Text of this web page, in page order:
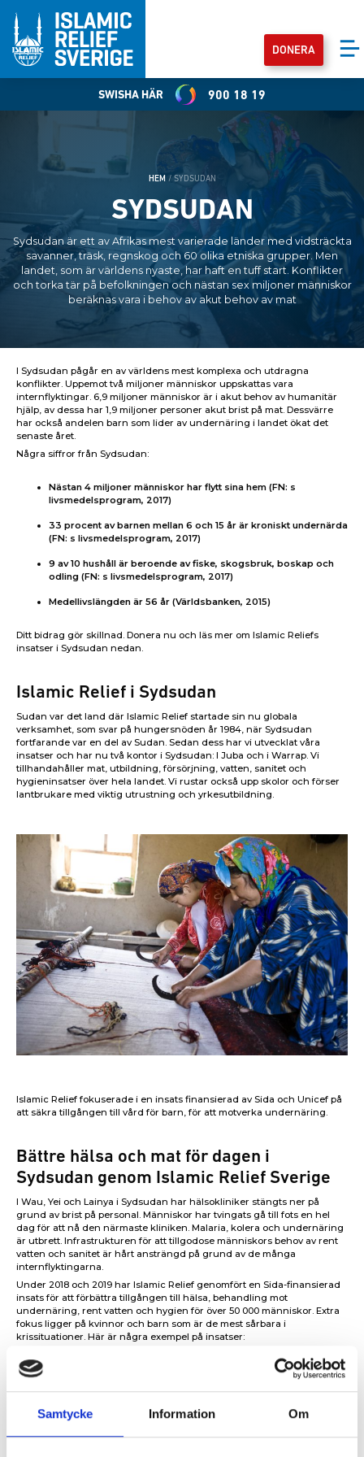
Samtycke Information Om
DONERA
SWISHA HÄR 900 18 19
HEM / SYDSUDAN
SYDSUDAN
Sydsudan är ett av Afrikas mest varierade länder med vidsträckta
savanner, träsk, regnskog och 60 olika etniska grupper. Men
landet, som är världens nyaste, har haft en tuff start. Konflikter
och torka tär på befolkningen och nästan sex miljoner människor
beräknas vara i behov av akut behov av mat
I Sydsudan pågår en av världens mest komplexa och utdragna
konflikter. Uppemot två miljoner människor uppskattas vara
internflyktingar. 6,9 miljoner människor är i akut behov av humanitär
hjälp, av dessa har 1,9 miljoner personer akut brist på mat. Dessvärre
har också andelen barn som lider av undernäring i landet ökat det
senaste året.
Några siffror från Sydsudan:
Nästan 4 miljoner människor har flytt sina hem (FN: s
livsmedelsprogram, 2017)
33 procent av barnen mellan 6 och 15 år är kroniskt undernärda
(FN: s livsmedelsprogram, 2017)
9 av 10 hushåll är beroende av fiske, skogsbruk, boskap och
odling (FN: s livsmedelsprogram, 2017)
Medellivslängden är 56 år (Världsbanken, 2015)
Ditt bidrag gör skillnad. Donera nu och läs mer om Islamic Reliefs
insatser i Sydsudan nedan.
Islamic Relief i Sydsudan
Sudan var det land där Islamic Relief startade sin nu globala
verksamhet, som svar på hungersnöden år 1984, när Sydsudan
fortfarande var en del av Sudan. Sedan dess har vi utvecklat våra
insatser och har nu två kontor i Sydsudan: I Juba och i Warrap. Vi
tillhandahåller mat, utbildning, försörjning, vatten, sanitet och
hygieninsatser över hela landet. Vi rustar också upp skolor och förser
lantbrukare med viktig utrustning och yrkesutbildning.
Islamic Relief fokuserade i en insats finansierad av Sida och Unicef på
att säkra tillgången till vård för barn, för att motverka undernäring.
Bättre hälsa och mat för dagen i
Sydsudan genom Islamic Relief Sverige
I Wau, Yei och Lainya i Sydsudan har hälsokliniker stängts ner på
grund av brist på personal. Människor har tvingats gå till fots en hel
dag för att nå den närmaste kliniken. Malaria, kolera och undernäring
är utbrett. Infrastrukturen för att tillgodose människors behov av rent
vatten och sanitet är hårt ansträngd på grund av de många
internflyktingarna.
Under 2018 och 2019 har Islamic Relief genomfört en Sida-finansierad
insats för att förbättra tillgången till hälsa, behandling mot
undernäring, rent vatten och hygien för över 50 000 människor. Extra
fokus ligger på kvinnor och barn som är de mest sårbara i
krissituationer. Här är några exempel på insatser:
4 000 barn och 1 000 gravida och ammande kvinnor
undersöktes för att se om de löpte risk för undernäring.
Av dessa fick över 900 personer livsviktig behandling.
Två hälsokliniker försågs med medicinsk utrustning.